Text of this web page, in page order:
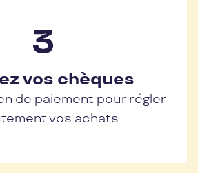
vos chèques
de paiement pour régler
vos achats